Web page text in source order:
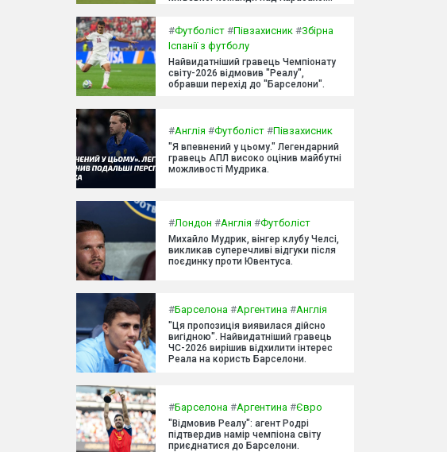
#Футболіст #Півзахисник #Збірна
Іспанії з футболу
Найвидатніший гравець Чемпіонату
світу-2026 відмовив "Реалу",
обравши перехід до "Барселони".
#Англія #Футболіст #Півзахисник
"Я впевнений у цьому." Легендарний
гравець АПЛ високо оцінив майбутні
можливості Мудрика.
#Лондон #Англія #Футболіст
Михайло Мудрик, вінгер клубу Челсі,
викликав суперечливі відгуки після
поєдинку проти Ювентуса.
#Барселона #Аргентина #Англія
"Ця пропозиція виявилася дійсно
вигідною". Найвидатніший гравець
ЧС-2026 вирішив відхилити інтерес
Реала на користь Барселони.
#Барселона #Аргентина #Євро
"Відмовив Реалу": агент Родрі
підтвердив намір чемпіона світу
приєднатися до Барселони.